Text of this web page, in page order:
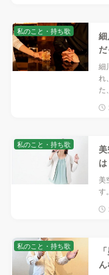
細
れ
た
私のこと・持ち歌
美
す
私のこと・持ち歌
私のこと・持ち歌